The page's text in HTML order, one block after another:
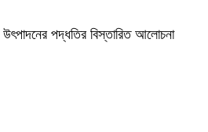
পদ্ধতির বিস্তারিত আলোচনা